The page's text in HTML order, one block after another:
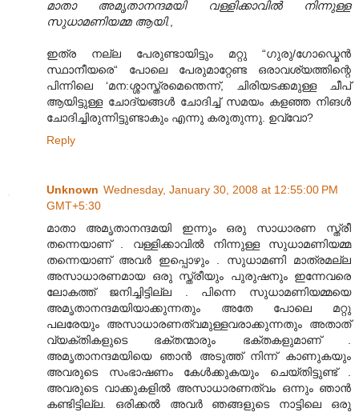
മാതാ അമൃതാനന്ദമയി വള്ളിക്കാവില്‍ നിന്നുള്ള
സുധാമണിയമ്മ ആയി.
ഇത്ര നല്ല പേരുണ്ടായിട്ടും മറ്റു “ഗുരു/ഗോഡ്മെന്‍
സ്ഥാനീയരെ“ പോലെ പേരുമാറ്റേണ്ട ഒരാവശ്യത്തിന്റെ
പിന്നിലെ ‘മന:ശ്ശാസ്ത്രമെന്തെന്ന്, ചിരിയടക്കമുള്ള ചീപ്
ആയിട്ടുള്ള ചോദ്യങ്ങള്‍ ചോദിച്ച് സമയം കളഞ്ഞ നിങള്‍
ചോദിച്ചിരുന്നിട്ടുണ്ടാകും എന്നു കരുതുന്നു. ഉവ്വോ?
Reply
Unknown Wednesday, January 30, 2008 at 12:55:00 PM
GMT+5:30
മാതാ അമൃതാനന്ദമയി ഇന്നും ഒരു സാധാരണ സ്ത്രീ
തന്നെയാണ് . വള്ളിക്കാവില്‍ നിന്നുള്ള സുധാമണിയമ്മ
തന്നെയാണ് അവര്‍ ഇപ്പൊഴും . സുധാമണി മാത്രമല്ല
അസാധാരണമായ ഒരു സ്ത്രീയും പുരുഷനും ഇന്നേവരെ
ലോകത്ത് ജനിച്ചിട്ടില്ല . പിന്നെ സുധാമണിയമ്മയെ
അമൃതാനന്ദമയിയാക്കുന്നതും അതേ പോലെ മറ്റു
പലരേയും അസാധാരണത്വമുള്ളവരാക്കുന്നതും അതാത്
വ്യക്തികളുടെ ഭക്തന്മാരും ഭക്തകളുമാണ് .
അമൃതാനന്ദമയിയെ ഞാന്‍ അടുത്ത് നിന്ന് കാണുകയും
അവരുടെ സംഭാഷണം കേള്‍ക്കുകയും ചെയ്തിട്ടുണ്ട് .
അവരുടെ വാക്കുകളില്‍ അസാധാരണത്വം ഒന്നും ഞാന്‍
കണ്ടിട്ടില്ല. ഒരിക്കല്‍ അവര്‍ ഞങ്ങളുടെ നാട്ടിലെ ഒരു